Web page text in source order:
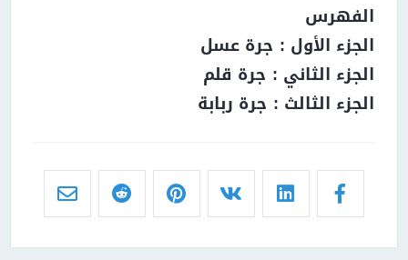
الفهرس
الجزء الأول : جرة عسل
الجزء الثاني : جرة قلم
الجزء الثالث : جرة ربابة